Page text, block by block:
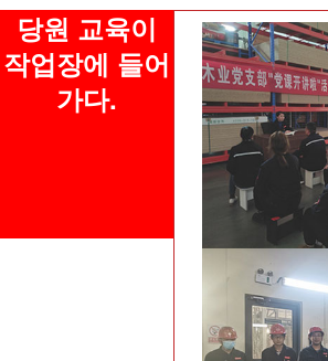
당원 교육이
작업장에 들어
가다.